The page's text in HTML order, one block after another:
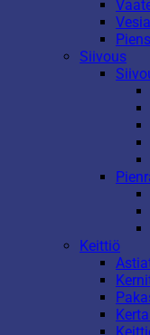
Siivous
Keittiö